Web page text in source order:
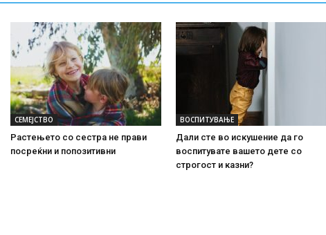
СЕМЕЈСТВО
Растењето со сестра не прави
посреќни и попозитивни
ВОСПИТУВАЊЕ
Дали сте во искушение да го
воспитувате вашето дете со
строгост и казни?